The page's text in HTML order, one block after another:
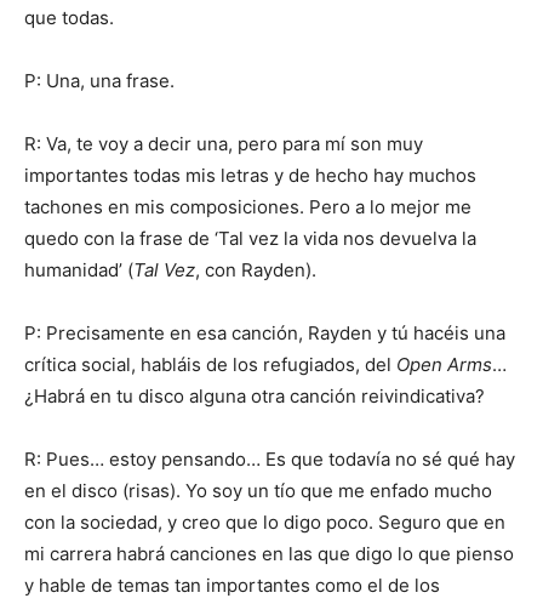
que todas.
P: Una, una frase.
R: Va, te voy a decir una, pero para mí son muy
importantes todas mis letras y de hecho hay muchos
tachones en mis composiciones. Pero a lo mejor me
quedo con la frase de ‘Tal vez la vida nos devuelva la
humanidad’ (Tal Vez, con Rayden).
P: Precisamente en esa canción, Rayden y tú hacéis una
crítica social, habláis de los refugiados, del Open Arms…
¿Habrá en tu disco alguna otra canción reivindicativa?
R: Pues… estoy pensando… Es que todavía no sé qué hay
en el disco (risas). Yo soy un tío que me enfado mucho
con la sociedad, y creo que lo digo poco. Seguro que en
mi carrera habrá canciones en las que digo lo que pienso
y hable de temas tan importantes como el de los